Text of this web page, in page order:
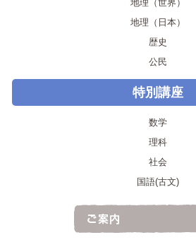
地理（世界）
地理（日本）
歴史
公民
特別講座
数学
理科
社会
国語(古文)